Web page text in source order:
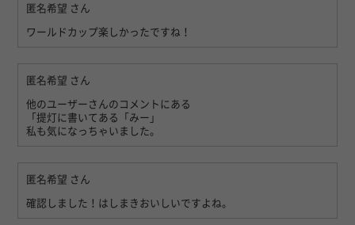
匿名希望 さん
ワールドカップ楽しかったですね！
匿名希望 さん
他のユーザーさんのコメントにある
「提灯に書いてある「みー」
私も気になっちゃいました。
匿名希望 さん
確認しました！はしまきおいしいですよね。